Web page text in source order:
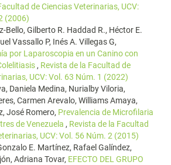
de Ciencias Veterinarias, UCV:
(2006)
Bello, Gilberto R. Haddad R., Héctor E.
Vassallo P, Inés A. Villegas G,
por Laparoscopia en un Canino con
, Revista de la Facultad de
UCV: Vol. 63 Núm. 1 (2022)
Daniela Medina, Nurialby Viloria,
Carmen Arevalo, Williams Amaya,
José Romero, Prevalencia de Microfilaria
de Venezuela , Revista de la Facultad
UCV: Vol. 56 Núm. 2 (2015)
E. Martínez, Rafael Galíndez,
Adriana Tovar, EFECTO DEL GRUPO